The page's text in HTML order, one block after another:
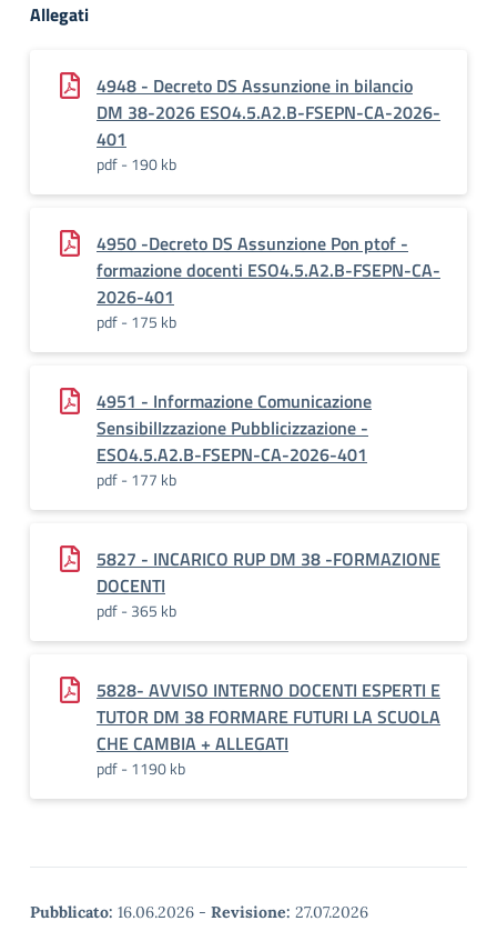
Allegati
4948 - Decreto DS Assunzione in bilancio
DM 38-2026 ESO4.5.A2.B-FSEPN-CA-2026-
401
pdf - 190 kb
4950 -Decreto DS Assunzione Pon ptof -
formazione docenti ESO4.5.A2.B-FSEPN-CA-
2026-401
pdf - 175 kb
4951 - Informazione Comunicazione
SensibilIzzazione Pubblicizzazione -
ESO4.5.A2.B-FSEPN-CA-2026-401
pdf - 177 kb
5827 - INCARICO RUP DM 38 -FORMAZIONE
DOCENTI
pdf - 365 kb
5828- AVVISO INTERNO DOCENTI ESPERTI E
TUTOR DM 38 FORMARE FUTURI LA SCUOLA
CHE CAMBIA + ALLEGATI
pdf - 1190 kb
Pubblicato: 16.06.2026 - Revisione: 27.07.2026